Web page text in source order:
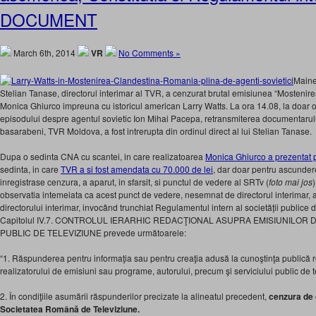
DOCUMENT
March 6th, 2014 VR No Comments »
Stelian Tanase, directorul interimar al TVR, a cenzurat brutal emisiunea
Monica Ghiurco impreuna cu istoricul american Larry Watts. La ora 14.08, la doar
episodului despre agentul sovietic Ion Mihai Pacepa, retransmiterea
basarabeni, TVR Moldova, a fost intrerupta din ordinul direct al lui Stelian Tanase.
Dupa o sedinta CNA cu scantei, in care realizatoarea Monica Ghiurco a prezentat
sedinta, in care TVR a si fost amendata cu 70.000 de lei, dar doar pentru
inregistrase cenzura, a aparut, in sfarsit, si punctul de vedere al SRTv (foto mai jos
observatia intemeiata ca acest punct de vedere, nesemnat de directorul interimar,
directorului interimar, invocând trunchiat Regulamentul intern al societății publice
Capitolul IV.7. CONTROLUL IERARHIC REDACŢIONAL ASUPRA EMISIUNILOR
PUBLIC DE TELEVIZIUNE prevede următoarele:
“1. Răspunderea pentru informaţia sau pentru creaţia adusă la cunoştinţa
realizatorului de emisiuni sau programe, autorului, precum şi serviciului public de
2. În condiţiile asumării răspunderilor precizate la alineatul precedent, cenzura
Societatea Română de Televiziune.